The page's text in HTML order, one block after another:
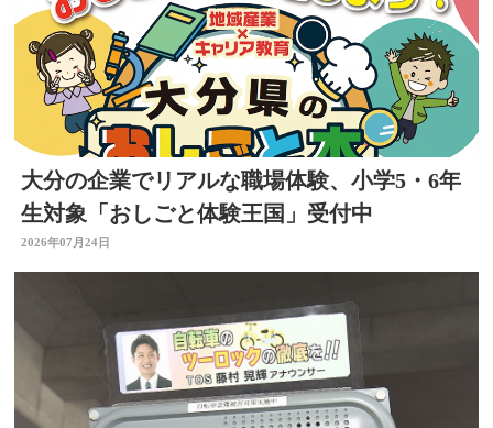
大分の企業でリアルな職場体験、小学5・6年
生対象「おしごと体験王国」受付中
2026年07月24日